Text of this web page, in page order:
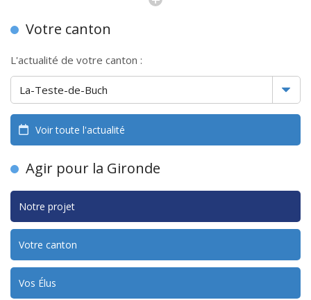
Votre canton
L'actualité de votre canton :
Voir toute l'actualité
Agir pour la Gironde
Notre projet
Votre canton
Vos Élus